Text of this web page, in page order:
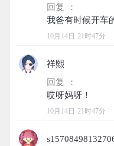
回复 ：
10月14日 21时47分
祥熙
回复 ：
10月14日 21时47分